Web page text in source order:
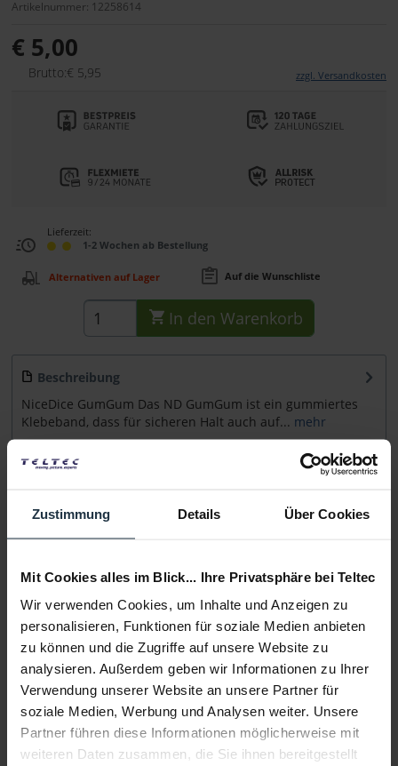
Zustimmung Details Über Cookies
Mit Cookies alles im Blick... Ihre Privatsphäre bei Teltec
Wir verwenden Cookies, um Inhalte und Anzeigen zu
personalisieren, Funktionen für soziale Medien anbieten
zu können und die Zugriffe auf unsere Website zu
analysieren. Außerdem geben wir Informationen zu Ihrer
Verwendung unserer Website an unsere Partner für
soziale Medien, Werbung und Analysen weiter. Unsere
Partner führen diese Informationen möglicherweise mit
weiteren Daten zusammen, die Sie ihnen bereitgestellt
Artikelnummer: 12258614
€ 5,00
Brutto:€ 5,95 zzgl. Versandkosten
Lieferzeit:
1-2 Wochen ab Bestellung
Alternativen auf Lager Auf die Wunschliste
In den Warenkorb
Beschreibung
NiceDice GumGum Das ND GumGum ist ein gummiertes
Klebeband, dass für sicheren Halt auch auf... mehr
Beratung
Medien
Infos zu Hersteller & Produktsicherheit
Folgende Infos zum Hersteller sind verfübar......mehr
Weitere Artikel von NiceDice ansehen